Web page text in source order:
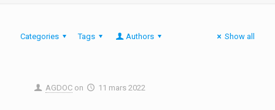
Categories Tags Authors Show all
AGDOC on 11 mars 2022